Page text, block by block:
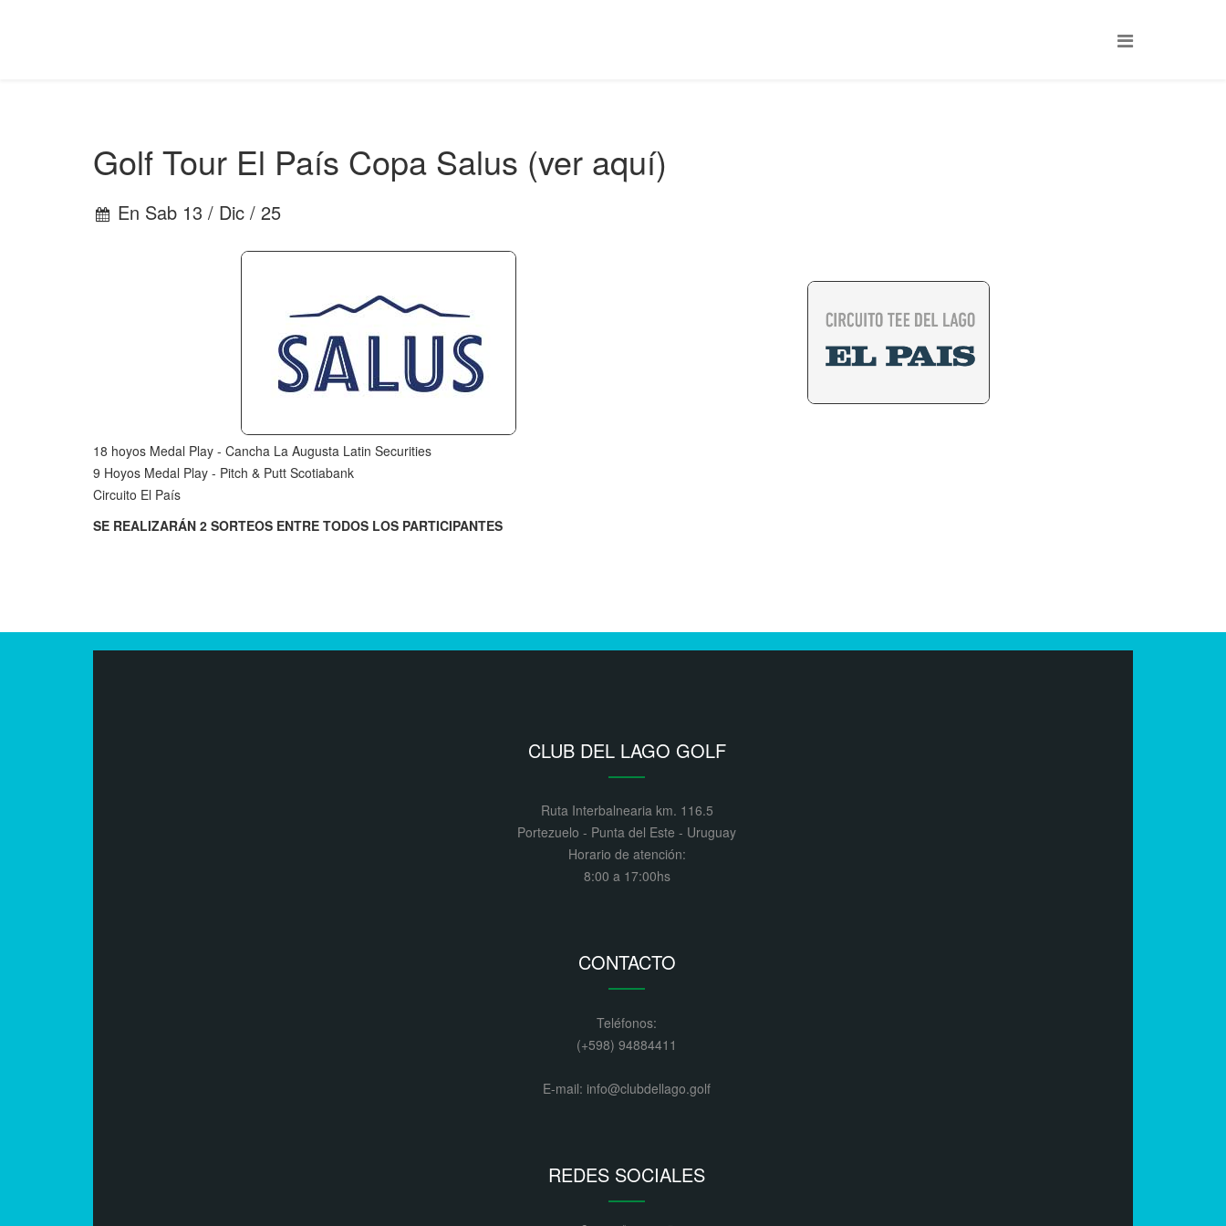
Golf Tour El País Copa Salus (ver aquí)
En Sab 13 / Dic / 25
18 hoyos Medal Play - Cancha La Augusta Latin Securities
9 Hoyos Medal Play - Pitch & Putt Scotiabank
Circuito El País
SE REALIZARÁN 2 SORTEOS ENTRE TODOS LOS PARTICIPANTES
CLUB DEL LAGO GOLF
Ruta Interbalnearia km. 116.5
Portezuelo - Punta del Este - Uruguay
Horario de atención:
8:00 a 17:00hs
CONTACTO
Teléfonos:
(+598) 94884411
E-mail: info@clubdellago.golf
REDES SOCIALES